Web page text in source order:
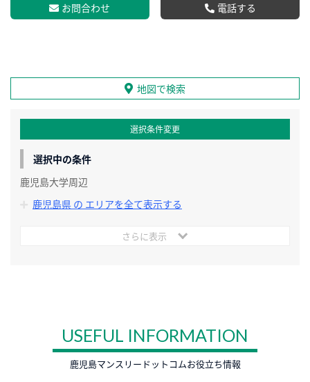
お問合わせ 電話する
地図で検索
選択条件変更
選択中の条件
鹿児島大学周辺
鹿児島県 の エリアを全て表示する
さらに表示
USEFUL INFORMATION
鹿児島マンスリードットコムお役立ち情報